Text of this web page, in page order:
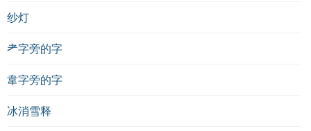
纱灯
耂字旁的字
韋字旁的字
冰消雪释